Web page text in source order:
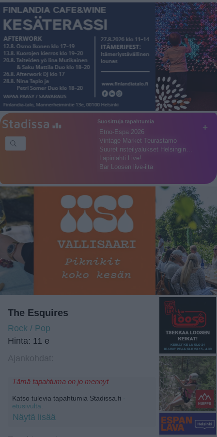
+
Suosittuja tapahtumia
Etno-Espa 2026
Vintage Market Teurastamo
Suuret risteilyalukset Helsingin…
Lapinlahti Live!
Bar Loosen live-ilta
The Esquires
Rock / Pop
Hinta: 11 e
Tämä tapahtuma on jo mennyt
Katso tulevia tapahtumia Stadissa.fi -
etusivulta.
Näytä lisää